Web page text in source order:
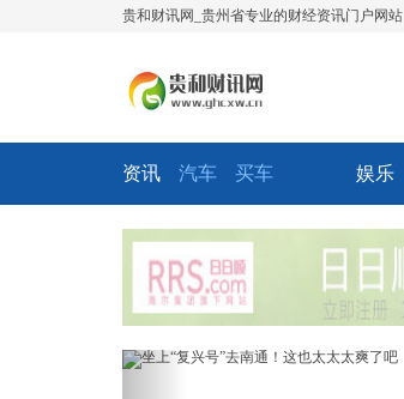
贵和财讯网_贵州省专业的财经资讯门户网站
资讯 汽车 买车 娱乐
Previous